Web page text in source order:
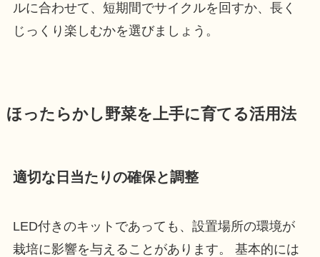
ルに合わせて、短期間でサイクルを回すか、長く
じっくり楽しむかを選びましょう。
ほったらかし野菜を上手に育てる活用法
適切な日当たりの確保と調整
LED付きのキットであっても、設置場所の環境が
栽培に影響を与えることがあります。 基本的には